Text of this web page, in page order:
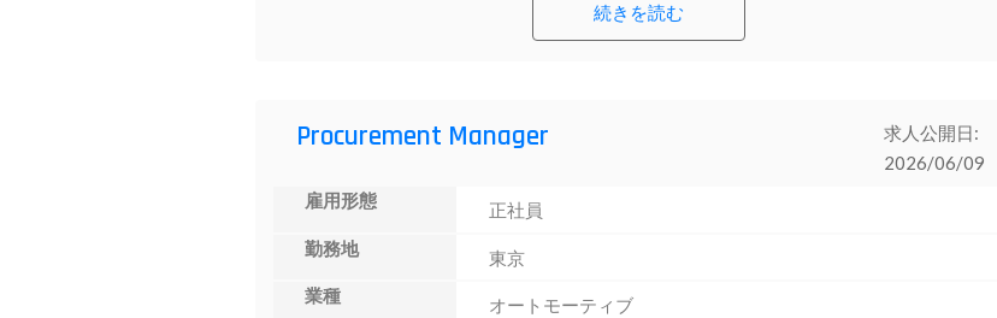
続きを読む
Procurement Manager
求人公開日:
2026/06/09
雇用形態
正社員
勤務地
東京
業種
オートモーティブ